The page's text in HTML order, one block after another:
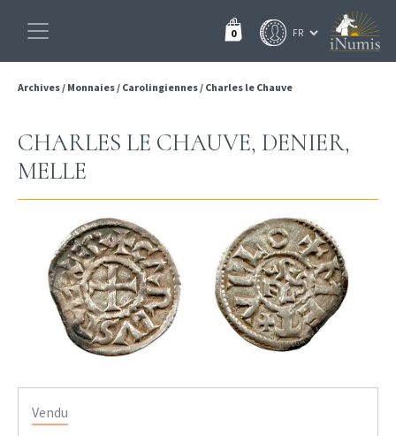
0
Archives/ Monnaies/ Carolingiennes/ Charles le Chauve
CHARLES LE CHAUVE, DENIER,
MELLE
Vendu